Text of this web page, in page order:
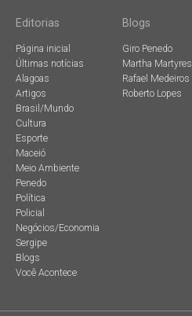
Editorias
Página inicial
Últimas notícias
Alagoas
Artigos
Brasil/Mundo
Cultura
Esporte
Maceió
Meio Ambiente
Penedo
Política
Policial
Negócios/Economia
Sergipe
Blogs
Você Acontece
Blogs
Giro Penedo
Martha Martyres
Rafael Medeiros
Roberto Lopes